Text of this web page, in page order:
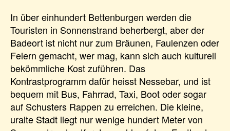
In über einhundert Bettenburgen werden die
Touristen in Sonnenstrand beherbergt, aber der
Badeort ist nicht nur zum Bräunen, Faulenzen oder
Feiern gemacht, wer mag, kann sich auch kulturell
bekömmliche Kost zuführen. Das
Kontrastprogramm dafür heisst Nessebar, und ist
bequem mit Bus, Fahrrad, Taxi, Boot oder sogar
auf Schusters Rappen zu erreichen. Die kleine,
uralte Stadt liegt nur wenige hundert Meter von